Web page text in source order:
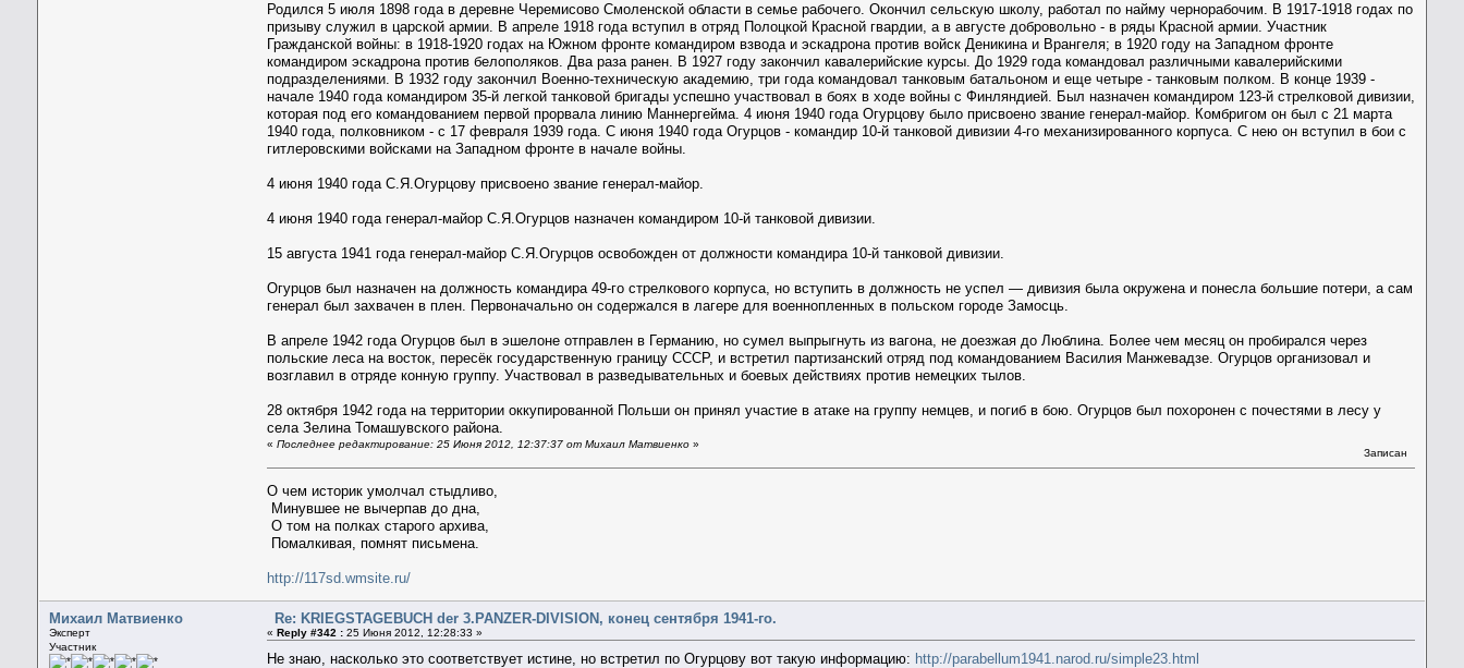
Родился 5 июля 1898 года в деревне Черемисово Смоленской области в семье рабочего. Окончил сельскую школу, работал по найму чернорабочим. В 1917-1918 годах по
призыву служил в царской армии. В апреле 1918 года вступил в отряд Полоцкой Красной гвардии, а в августе добровольно - в ряды Красной армии. Участник
Гражданской войны: в 1918-1920 годах на Южном фронте командиром взвода и эскадрона против войск Деникина и Врангеля; в 1920 году на Западном фронте
командиром эскадрона против белополяков. Два раза ранен. В 1927 году закончил кавалерийские курсы. До 1929 года командовал различными кавалерийскими
подразделениями. В 1932 году закончил Военно-техническую академию, три года командовал танковым батальоном и еще четыре - танковым полком. В конце 1939 -
начале 1940 года командиром 35-й легкой танковой бригады успешно участвовал в боях в ходе войны с Финляндией. Был назначен командиром 123-й стрелковой дивизии,
которая под его командованием первой прорвала линию Маннергейма. 4 июня 1940 года Огурцову было присвоено звание генерал-майор. Комбригом он был с 21 марта
1940 года, полковником - с 17 февраля 1939 года. С июня 1940 года Огурцов - командир 10-й танковой дивизии 4-го механизированного корпуса. С нею он вступил в бои с
гитлеровскими войсками на Западном фронте в начале войны.
4 июня 1940 года С.Я.Огурцову присвоено звание генерал-майор.
4 июня 1940 года генерал-майор С.Я.Огурцов назначен командиром 10-й танковой дивизии.
15 августа 1941 года генерал-майор С.Я.Огурцов освобожден от должности командира 10-й танковой дивизии.
Огурцов был назначен на должность командира 49-го стрелкового корпуса, но вступить в должность не успел — дивизия была окружена и понесла большие потери, а сам
генерал был захвачен в плен. Первоначально он содержался в лагере для военнопленных в польском городе Замосць.
В апреле 1942 года Огурцов был в эшелоне отправлен в Германию, но сумел выпрыгнуть из вагона, не доезжая до Люблина. Более чем месяц он пробирался через
польские леса на восток, пересёк государственную границу СССР, и встретил партизанский отряд под командованием Василия Манжевадзе. Огурцов организовал и
возглавил в отряде конную группу. Участвовал в разведывательных и боевых действиях против немецких тылов.
28 октября 1942 года на территории оккупированной Польши он принял участие в атаке на группу немцев, и погиб в бою. Огурцов был похоронен с почестями в лесу у
села Зелина Томашувского района.
«Последнее редактирование: 25 Июня 2012, 12:37:37 от Михаил Матвиенко »
Записан
О чем историк умолчал стыдливо,
Минувшее не вычерпав до дна,
О том на полках старого архива,
Помалкивая, помнят письмена.
http://117sd.wmsite.ru/
Михаил Матвиенко
Эксперт
Участник
Re: KRIEGSTAGEBUCH der 3.PANZER-DIVISION, конец сентября 1941-го.
«Reply #342 : 25 Июня 2012, 12:28:33 »
Не знаю, насколько это соответствует истине, но встретил по Огурцову вот такую информацию: http://parabellum1941.narod.ru/simple23.html